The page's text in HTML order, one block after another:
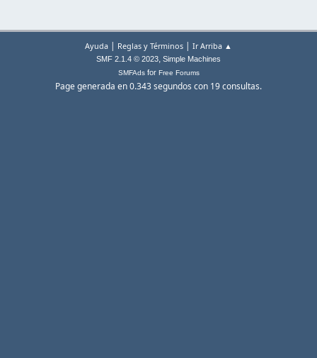
Ayuda | Reglas y Términos | Ir Arriba ▲
SMF 2.1.4 © 2023, Simple Machines
SMFAdsfor Free Forums
Page generada en 0.343 segundos con 19 consultas.